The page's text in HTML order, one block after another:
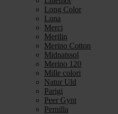
Long Color
Luna
Merci
Merilin
Merino Cotton
Midnatssol
Merino 120
Mille colori
Natur Uld
Parigi
Peer Gynt
Pernilla